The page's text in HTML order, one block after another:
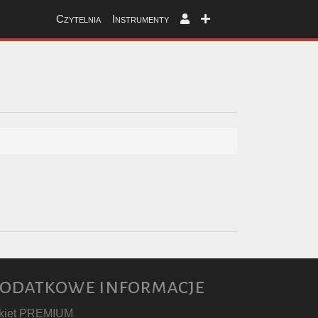
Czytelnia Instrumenty
informacje
PREMIUM